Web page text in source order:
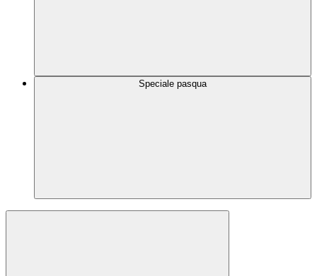
Speciale pasqua